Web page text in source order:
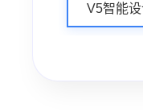
V5智能